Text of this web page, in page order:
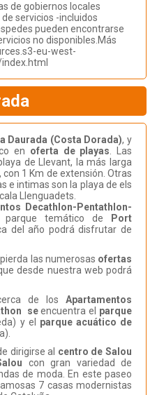
de gobiernos locales
servicios -incluidos
pueden encontrarse
no disponibles.Más
eu-west-
Daurada (Costa Dorada), y
en oferta de playas . Las
de Llevant, la más larga
1 Km de extensión. Otras
e intimas son la playa de els
Llenguadets.
Decathlon-Pentathlon-
parque temático de
Port
del año podrá disfrutar de
las numerosas ofertas
desde nuestra web podrá
de los Apartamentos
seencuentra el parque
y el parque acuático de
dirigirse al centro de Salou
con gran variedad de
de moda. En este paseo
7 casas modernistas